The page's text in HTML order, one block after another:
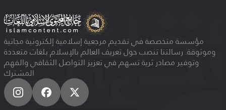
مؤسسة متخصصة في تقديم مرجعية إسلامية إلكترونية مجانية
وموثوقة. رسالتنا تنصب حول تعريف العالم بالإسلام بلغات متعددة
وتوفير مصادر ثرية تسهم في تعزيز التواصل الثقافي والفهم
المشترك